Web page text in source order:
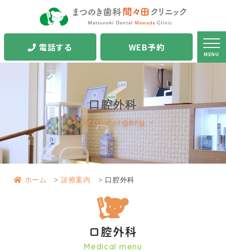
MENU
電話する WEB予約
口腔外科
Oral surgery
ホーム 診療案内 口腔外科
口腔外科
Medical menu